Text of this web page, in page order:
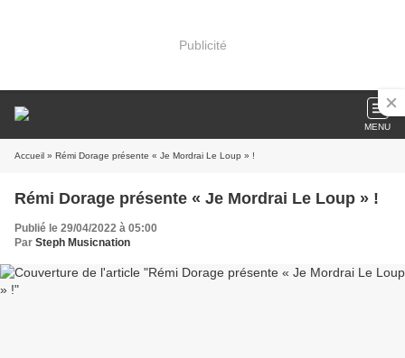
Publicité
MENU
Accueil » Rémi Dorage présente « Je Mordrai Le Loup » !
Rémi Dorage présente « Je Mordrai Le Loup » !
Publié le 29/04/2022 à 05:00
Par Steph Musicnation